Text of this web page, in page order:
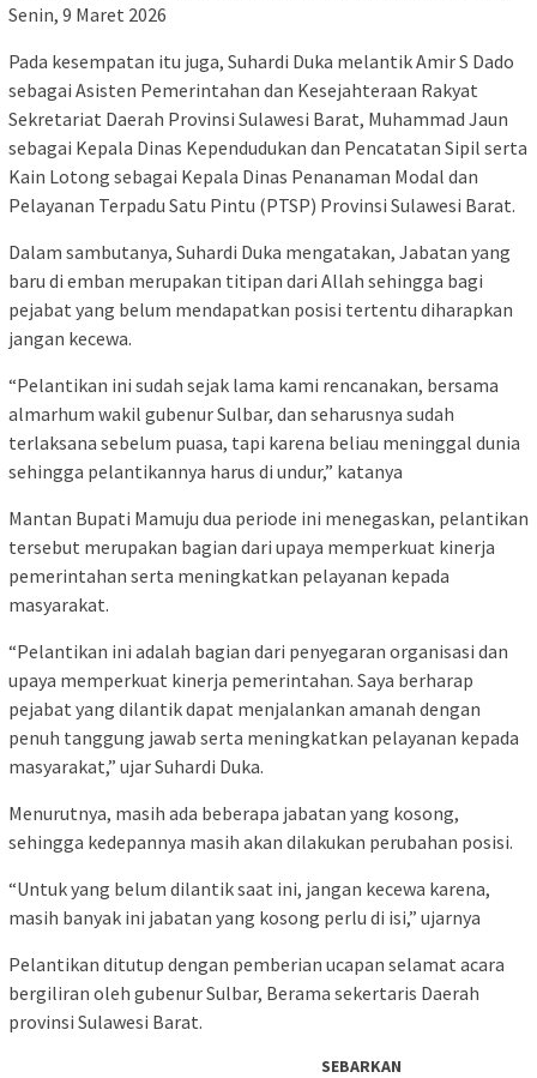
Senin, 9 Maret 2026
Pada kesempatan itu juga, Suhardi Duka melantik Amir S Dado
sebagai Asisten Pemerintahan dan Kesejahteraan Rakyat
Sekretariat Daerah Provinsi Sulawesi Barat, Muhammad Jaun
sebagai Kepala Dinas Kependudukan dan Pencatatan Sipil serta
Kain Lotong sebagai Kepala Dinas Penanaman Modal dan
Pelayanan Terpadu Satu Pintu (PTSP) Provinsi Sulawesi Barat.
Dalam sambutanya, Suhardi Duka mengatakan, Jabatan yang
baru di emban merupakan titipan dari Allah sehingga bagi
pejabat yang belum mendapatkan posisi tertentu diharapkan
jangan kecewa.
“Pelantikan ini sudah sejak lama kami rencanakan, bersama
almarhum wakil gubenur Sulbar, dan seharusnya sudah
terlaksana sebelum puasa, tapi karena beliau meninggal dunia
sehingga pelantikannya harus di undur,” katanya
Mantan Bupati Mamuju dua periode ini menegaskan, pelantikan
tersebut merupakan bagian dari upaya memperkuat kinerja
pemerintahan serta meningkatkan pelayanan kepada
masyarakat.
“Pelantikan ini adalah bagian dari penyegaran organisasi dan
upaya memperkuat kinerja pemerintahan. Saya berharap
pejabat yang dilantik dapat menjalankan amanah dengan
penuh tanggung jawab serta meningkatkan pelayanan kepada
masyarakat,” ujar Suhardi Duka.
Menurutnya, masih ada beberapa jabatan yang kosong,
sehingga kedepannya masih akan dilakukan perubahan posisi.
“Untuk yang belum dilantik saat ini, jangan kecewa karena,
masih banyak ini jabatan yang kosong perlu di isi,” ujarnya
Pelantikan ditutup dengan pemberian ucapan selamat acara
bergiliran oleh gubenur Sulbar, Berama sekertaris Daerah
provinsi Sulawesi Barat.
SEBARKAN